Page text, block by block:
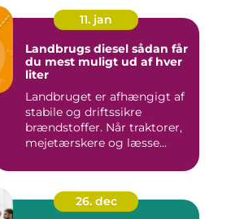
11. jan
Landbrugs diesel sådan får
du mest muligt ud af hver
liter
Landbruget er afhængigt af
stabile og driftssikre
brændstoffer. Når traktorer,
mejetærskere og læsse...
26. dec